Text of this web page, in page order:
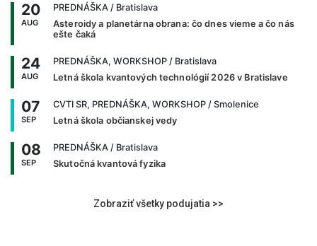
20
AUG
PREDNÁŠKA / Bratislava
Asteroidy a planetárna obrana: čo dnes vieme a čo nás
ešte čaká
24
AUG
PREDNÁŠKA, WORKSHOP / Bratislava
Letná škola kvantových technológií 2026 v Bratislave
07
SEP
CVTI SR, PREDNÁŠKA, WORKSHOP / Smolenice
Letná škola občianskej vedy
08
SEP
PREDNÁŠKA / Bratislava
Skutočná kvantová fyzika
Zobraziť všetky podujatia >>